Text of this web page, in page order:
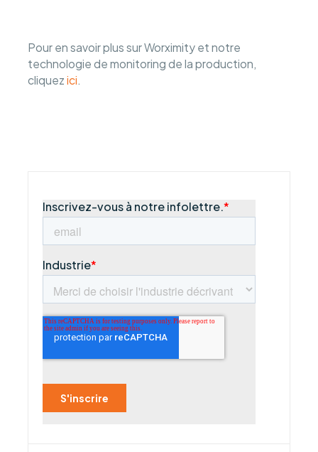
Pour en savoir plus sur Worximity et notre
technologie de monitoring de la production,
cliquez ici.